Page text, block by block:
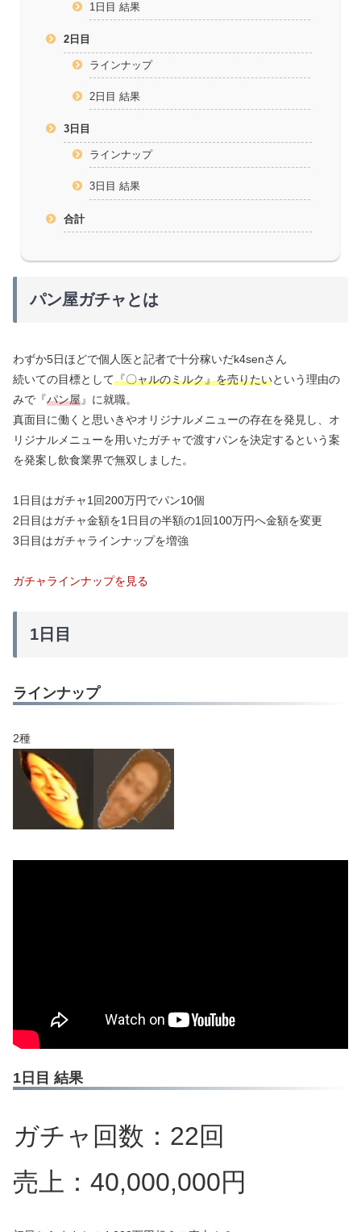
1日目 結果
2日目
ラインナップ
2日目 結果
3日目
ラインナップ
3日目 結果
合計
パン屋ガチャとは
わずか5日ほどで個人医と記者で十分稼いだk4senさん
続いての目標として『〇ャルのミルク』を売りたいという理由の
みで『パン屋』に就職。
真面目に働くと思いきやオリジナルメニューの存在を発見し、オ
リジナルメニューを用いたガチャで渡すパンを決定するという案
を発案し飲食業界で無双しました。
1日目はガチャ1回200万円でパン10個
2日目はガチャ金額を1日目の半額の1回100万円へ金額を変更
3日目はガチャラインナップを増強
ガチャラインナップを見る
1日目
ラインナップ
2種
1日目 結果
ガチャ回数：22回
売上：40,000,000円